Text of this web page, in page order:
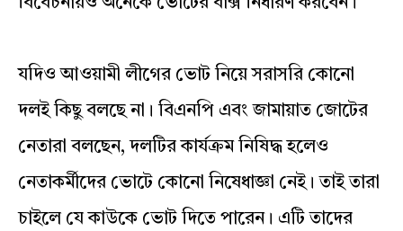
বিবেচনায়ও অনেকে ভোটের বাক্স নির্ধারণ করবেন।
যদিও আওয়ামী লীগের ভোট নিয়ে সরাসরি কোনো
দলই কিছু বলছে না। বিএনপি এবং জামায়াত জোটের
নেতারা বলছেন, দলটির কার্যক্রম নিষিদ্ধ হলেও
নেতাকর্মীদের ভোটে কোনো নিষেধাজ্ঞা নেই। তাই তারা
চাইলে যে কাউকে ভোট দিতে পারেন। এটি তাদের